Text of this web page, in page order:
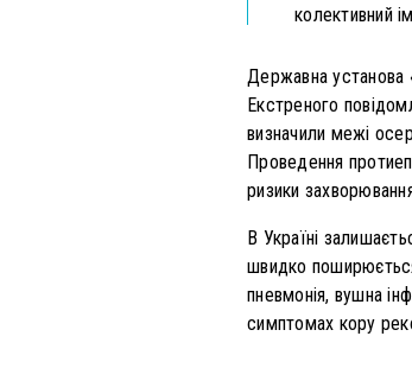
колективний
Державна установа
Екстреного
визначили межі
Проведення
ризики
В Україні
швидко
пневмонія, вушна
симптомах кору